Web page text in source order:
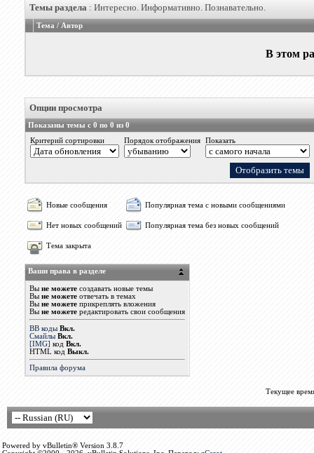
Темы раздела: Интересно. Информативно. Познавательно.
Тема / Автор
В этом
Опции просмотра
Показаны темы с 0 по 0 из 0
Критерий сортировки
Порядок отображения Показать
Новые сообщения Популярная тема с новыми сообщениями
Нет новых сообщений Популярная тема без новых сообщений
Тема закрыта
Ваши права в разделе
Вы не можетесоздавать новые темы
Вы не можетеотвечать в темах
Вы не можетеприкреплять вложения
Вы не можетередактировать свои сообщения
BB коды Вкл.
Смайлы Вкл.
[IMG] код Вкл.
HTML код Выкл.
Правила форума
Текущее
Powered by vBulletin® Version 3.8.7